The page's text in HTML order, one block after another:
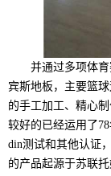
并通过多项体育
宾斯地板，主要篮
的手工加工、精心
较好的已经运用了
din测试和其他认证
的产品起源于苏联托